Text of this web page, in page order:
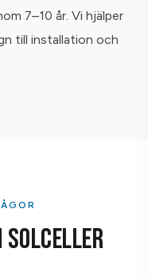
7–10 år. Vi hjälper
till installation och